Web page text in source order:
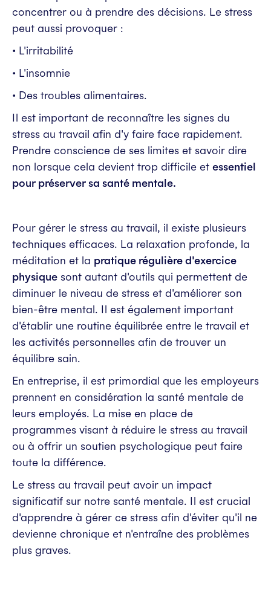
concentrer ou à prendre des décisions. Le stress
peut aussi provoquer :
• L'irritabilité
• L'insomnie
• Des troubles alimentaires.
Il est important de reconnaître les signes du
stress au travail afin d'y faire face rapidement.
Prendre conscience de ses limites et savoir dire
non lorsque cela devient trop difficile et essentiel
pour préserver sa santé mentale.
Pour gérer le stress au travail, il existe plusieurs
techniques efficaces. La relaxation profonde, la
méditation et la pratique régulière d'exercice
physique sont autant d'outils qui permettent de
diminuer le niveau de stress et d'améliorer son
bien-être mental. Il est également important
d'établir une routine équilibrée entre le travail et
les activités personnelles afin de trouver un
équilibre sain.
En entreprise, il est primordial que les employeurs
prennent en considération la santé mentale de
leurs employés. La mise en place de
programmes visant à réduire le stress au travail
ou à offrir un soutien psychologique peut faire
toute la différence.
Le stress au travail peut avoir un impact
significatif sur notre santé mentale. Il est crucial
d'apprendre à gérer ce stress afin d'éviter qu'il ne
devienne chronique et n'entraîne des problèmes
plus graves.